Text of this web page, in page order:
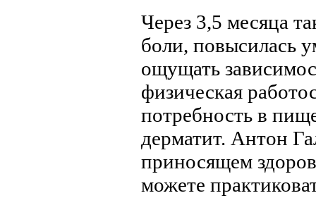
Через 3,5 месяца
боли, повысилась
ощущать
физическая
потребность в
дерматит. Антон
приносящем
можете